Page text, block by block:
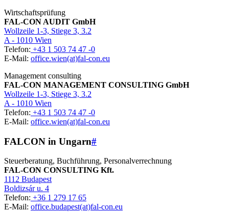
Wirtschaftsprüfung
FAL-CON AUDIT GmbH
Wollzeile 1-3, Stiege 3, 3.2
A - 1010 Wien
Telefon: +43 1 503 74 47 -0
E-Mail: office.wien(at)fal-con.eu
Management consulting
FAL-CON MANAGEMENT CONSULTING GmbH
Wollzeile 1-3, Stiege 3, 3.2
A - 1010 Wien
Telefon: +43 1 503 74 47 -0
E-Mail: office.wien(at)fal-con.eu
FALCON in Ungarn#
Steuerberatung, Buchführung, Personalverrechnung
FAL-CON CONSULTING Kft.
1112 Budapest
Boldizsár u. 4
Telefon: +36 1 279 17 65
E-Mail: office.budapest(at)fal-con.eu